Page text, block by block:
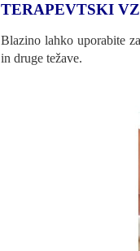
TERAPEVTSKI
Blazino lahko uporabite
in druge težave.